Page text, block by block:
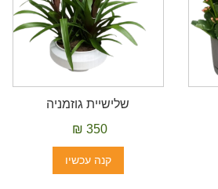
שלישיית גוזמניה
350 ₪
קנה עכשיו